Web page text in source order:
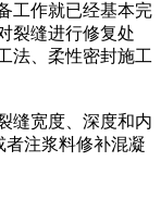
工作就已经基本完
裂缝进行修复处
法、柔性密封施工
缝宽度、深度和内
注浆料修补混凝